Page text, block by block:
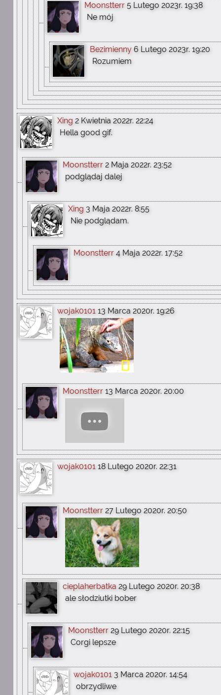
Moonstterr 5 Lutego 2023r. 19:38
Ne mój
Bezimienny 6 Lutego 2023r. 19:20
Rozumiem
Xing 2 Kwietnia 2022r. 22:24
Hella good gif.
Moonstterr 2 Maja 2022r. 23:52
podglądaj dalej
Xing 3 Maja 2022r. 8:55
Nie podglądam.
Moonstterr 4 Maja 2022r. 17:52
wojak0101 13 Marca 2020r. 19:26
Moonstterr 13 Marca 2020r. 20:00
wojak0101 18 Lutego 2020r. 22:31
Moonstterr 27 Lutego 2020r. 20:50
cieplaherbatka 29 Lutego 2020r. 20:38
ale słodziutki bober
Moonstterr 29 Lutego 2020r. 22:15
Corgi lepsze
wojak0101 3 Marca 2020r. 14:54
obrzydliwe